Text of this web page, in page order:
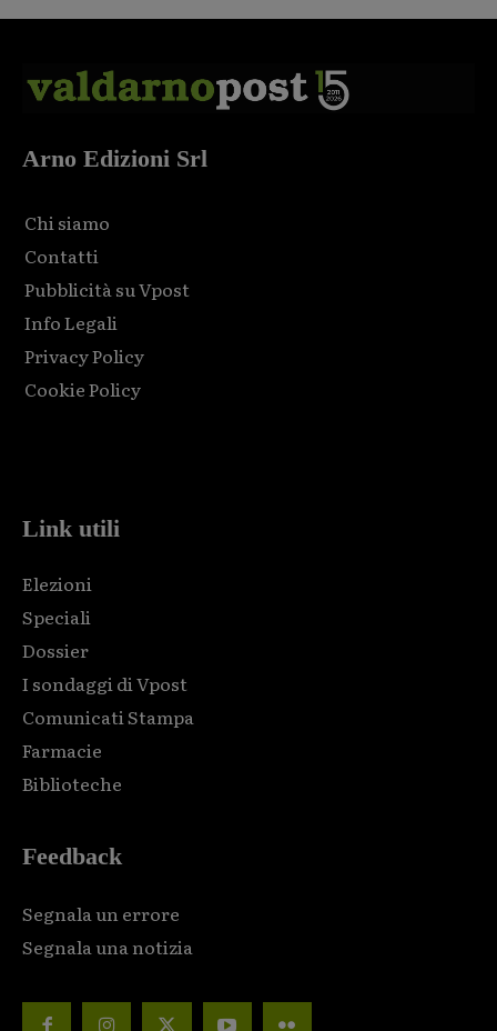
Arno Edizioni Srl
Chi siamo
Contatti
Pubblicità su Vpost
Info Legali
Privacy Policy
Cookie Policy
Link utili
Elezioni
Speciali
Dossier
I sondaggi di Vpost
Comunicati Stampa
Farmacie
Biblioteche
Feedback
Segnala un errore
Segnala una notizia